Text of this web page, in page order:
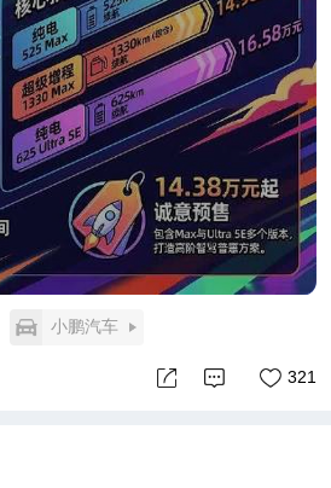
小鹏汽车
321